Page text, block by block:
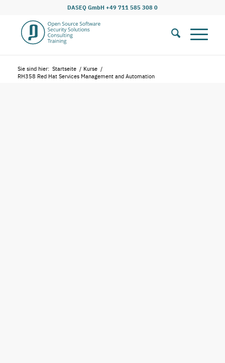
DASEQ GmbH +49 711 585 308 0
Sie sind hier: Startseite / Kurse /
RH358 Red Hat Services Management and Automation